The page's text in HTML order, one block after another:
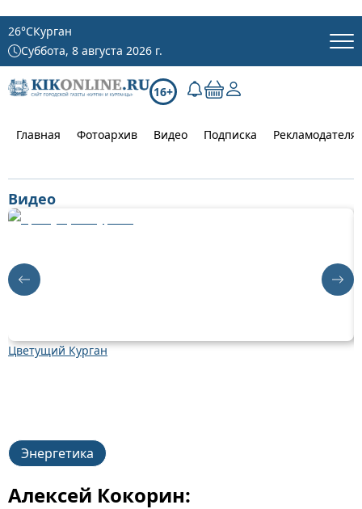
26°CКурган
Суббота, 8 августа 2026 г.
16+
Главная Фотоархив Видео Подписка
Видео
Цветущий Курган
Энергетика
Алексей Кокорин: